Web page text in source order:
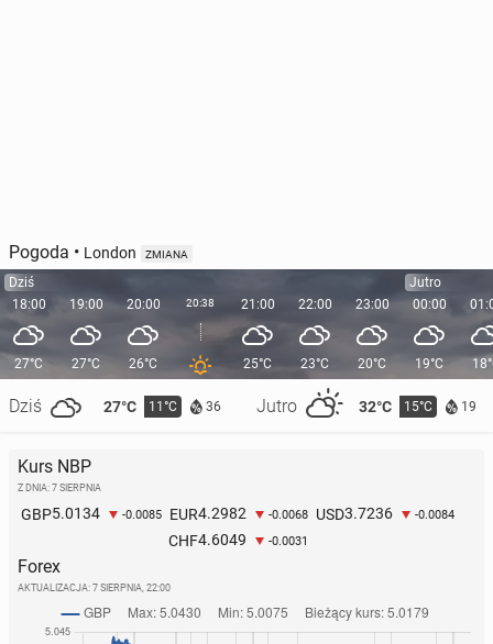
Pogoda • London ZMIANA
Dziś
18:00
27°C
Dziś 27°C 11°C 36 Jutro 32°C 15°C 19
19:00
27°C
20:00
26°C
20:38 21:00
25°C
22:00
23°C
23:00
20°C
Jutro
00:00
19°C
Kurs NBP
Z DNIA: 7 SIERPNIA
GBP5.0134 -0.0085 EUR4.2982 -0.0068 USD3.7236 -0.0084
CHF4.6049 -0.0031
Forex
AKTUALIZACJA: 7 SIERPNIA, 22:00